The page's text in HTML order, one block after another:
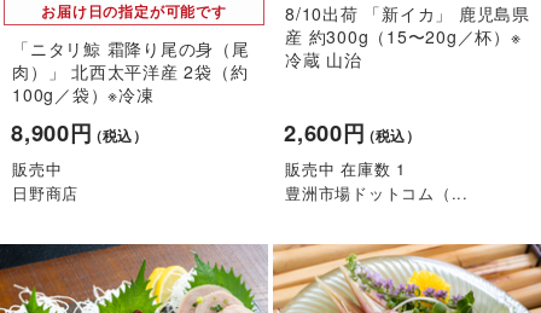
お届け日の指定が可能です
「ニタリ鯨 霜降り尾の身（尾
肉）」 北西太平洋産 2袋（約
100g／袋）※冷凍
8,900円（税込）
販売中
日野商店
8/10出荷 「新イカ」 鹿児島県
産 約300g（15〜20g／杯）※
冷蔵 山治
2,600円（税込）
販売中 在庫数 1
豊洲市場ドットコム（...